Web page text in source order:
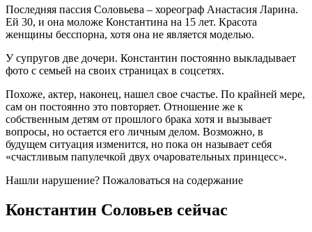
Последняя пассия Соловьева – хореограф Анастасия Ларина.
Ей 30, и она моложе Константина на 15 лет. Красота
женщины бесспорна, хотя она не является моделью.
У супругов две дочери. Константин постоянно выкладывает
фото с семьей на своих страницах в соцсетях.
Похоже, актер, наконец, нашел свое счастье. По крайней мере,
сам он постоянно это повторяет. Отношение же к
собственным детям от прошлого брака хотя и вызывает
вопросы, но остается его личным делом. Возможно, в
будущем ситуация изменится, но пока он называет себя
«счастливым папулечкой двух очаровательных принцесс».
Нашли нарушение? Пожаловаться на содержание
Константин Соловьев сейчас